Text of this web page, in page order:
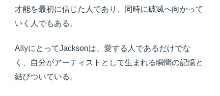
才能を最初に信じた人であり、同時に破滅へ向かって
いく人でもある。
AllyにとってJacksonは、愛する人であるだけでな
く、自分がアーティストとして生まれる瞬間の記憶と
結びついている。